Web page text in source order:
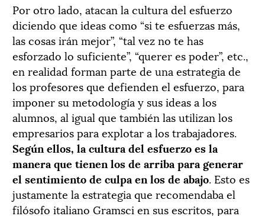
Por otro lado, atacan la cultura del esfuerzo
diciendo que ideas como “si te esfuerzas más,
las cosas irán mejor”, “tal vez no te has
esforzado lo suficiente”, “querer es poder”, etc.,
en realidad forman parte de una estrategia de
los profesores que defienden el esfuerzo, para
imponer su metodología y sus ideas a los
alumnos, al igual que también las utilizan los
empresarios para explotar a los trabajadores.
Según ellos, la cultura del esfuerzo es la
manera que tienen los de arriba para generar
el sentimiento de culpa en los de abajo. Esto es
justamente la estrategia que recomendaba el
filósofo italiano Gramsci en sus escritos, para